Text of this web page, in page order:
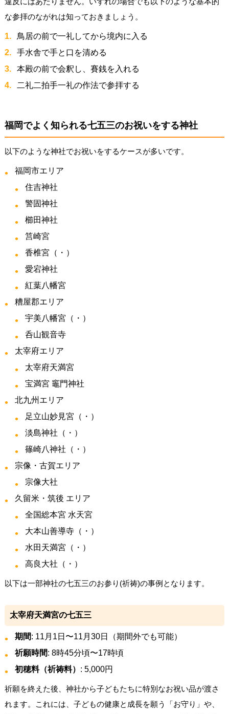
な参拝のながれは知っておきましょう。
鳥居の前で一礼してから境内に入る
手水舎で手と口を清める
本殿の前で会釈し、賽銭を入れる
二礼二拍手一礼の作法で参拝する
福岡でよく知られる七五三のお祝いをする神社
以下のような神社でお祝いをするケースが多いです。
福岡市エリア
住吉神社
警固神社
櫛田神社
筥崎宮
香椎宮（・）
愛宕神社
紅葉八幡宮
糟屋郡エリア
宇美八幡宮（・）
呑山観音寺
太宰府エリア
太宰府天満宮
宝満宮 竈門神社
北九州エリア
足立山妙見宮（・）
淡島神社（・）
篠崎八神社（・）
宗像・古賀エリア
宗像大社
久留米・筑後 エリア
全国総本宮 水天宮
大本山善導寺（・）
水田天満宮（・）
高良大社（・）
以下は一部神社の七五三のお参り(祈祷)の事例となります。
太宰府天満宮の七五三
期間: 11月1日〜11月30日（期間外でも可能）
祈願時間: 8時45分頃〜17時頃
初穂料（祈祷料） : 5,000円
祈願を終えた後、神社から子どもたちに特別なお祝い品が渡さ
れます。これには、子どもの健康と成長を願う「お守り」や、